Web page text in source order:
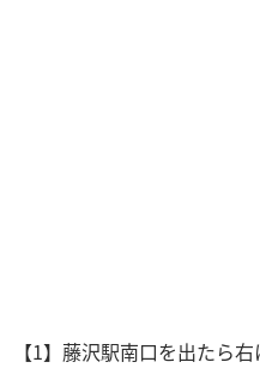
【1】藤沢駅南口を出たら